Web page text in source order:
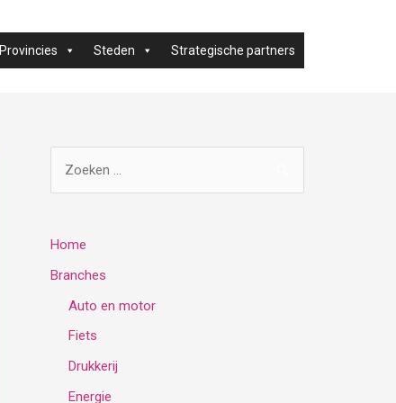
Provincies Steden Strategische partners
k
e
Home
Branches
Auto en motor
Fiets
Drukkerij
Energie